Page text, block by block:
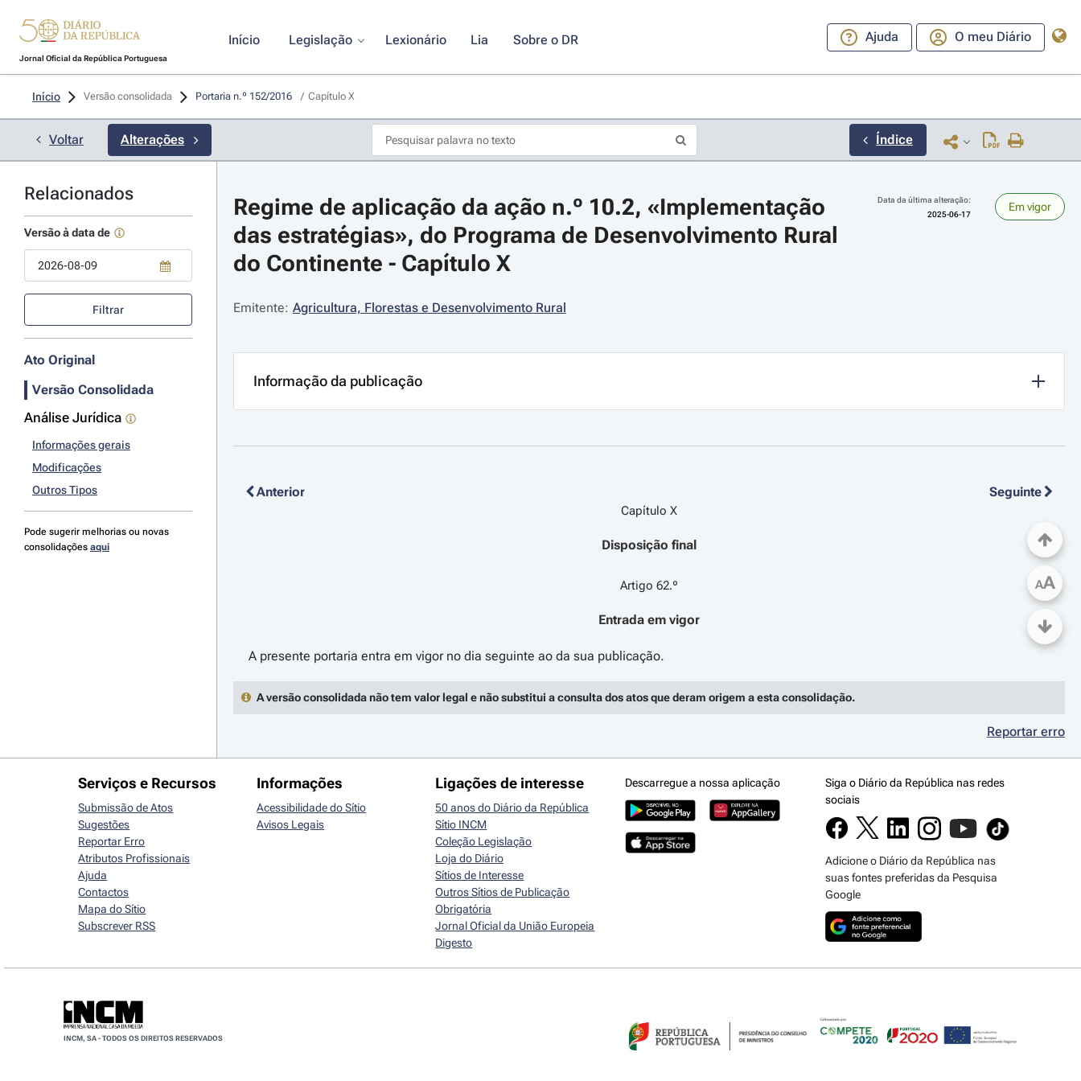
Jornal Oficial da República Portuguesa
Início Legislação Lexionário Lia Sobre o DR Ajuda O meu Diário
Início Versão consolidada Portaria n.º 152/2016 / Capítulo X
Voltar Alterações Índice
Relacionados
Versão à data de
Filtrar
Ato Original
Versão Consolidada
Análise Jurídica
Informações gerais
Modificações
Outros Tipos
Pode sugerir melhorias ou novas
consolidações aqui
Regime de aplicação da ação n.º 10.2, «Implementação
das estratégias», do Programa de Desenvolvimento Rural
do Continente - Capítulo X
Data da última alteração:
2025-06-17
Em vigor
Emitente: Agricultura, Florestas e Desenvolvimento Rural
Informação da publicação
Anterior Seguinte
Capítulo X
Disposição final
Artigo 62.º
Entrada em vigor
A versão consolidada não tem valor legal e não substitui a consulta dos atos que deram origem a esta consolidação.
Reportar erro
AA
Serviços e Recursos
Submissão de Atos
Sugestões
Reportar Erro
Atributos Profissionais
Ajuda
Contactos
Mapa do Sítio
Subscrever RSS
Informações
Acessibilidade do Sítio
Avisos Legais
Ligações de interesse
50 anos do Diário da República
Sítio INCM
Coleção Legislação
Loja do Diário
Sítios de Interesse
Outros Sítios de Publicação
Obrigatória
Jornal Oficial da União Europeia
Digesto
Descarregue a nossa aplicação
Siga o Diário da República nas redes
sociais
Adicione o Diário da República nas
suas fontes preferidas da Pesquisa
Google
INCM, SA - TODOS OS DIREITOS RESERVADOS